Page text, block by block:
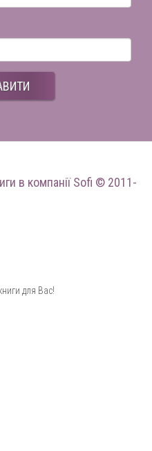
в компанії Sofi © 2011-
для Вас!